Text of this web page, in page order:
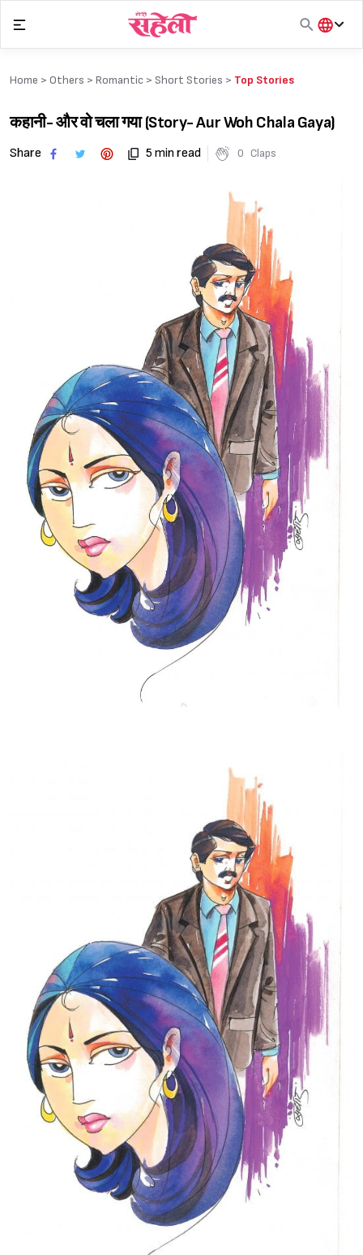
content
हिंदी
Home > Others > Romantic > Short Stories > Top Stories
कहानी- और वो चला गया (Story- Aur Woh Chala Gaya)
Share 5 min read 0 Claps